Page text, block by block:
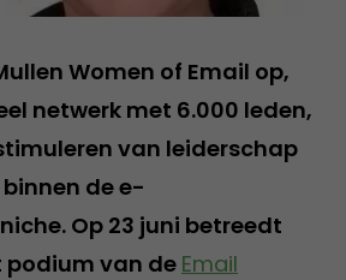
Women of Email op,
netwerk met 6.000 leden,
van leiderschap
de e-
Op 23 juni betreedt
podium van de Email